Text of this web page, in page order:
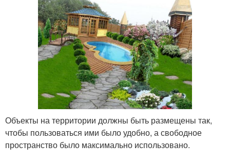
Объекты на территории должны быть размещены так,
чтобы пользоваться ими было удобно, а свободное
пространство было максимально использовано.